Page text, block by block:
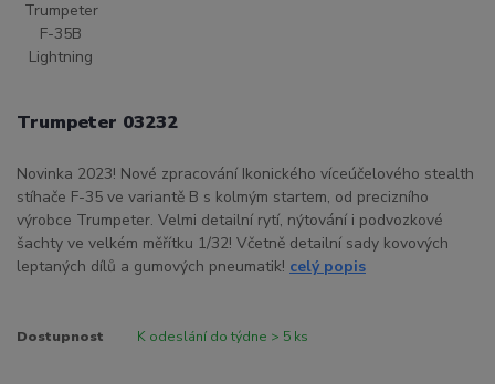
Trumpeter 03232
Novinka 2023! Nové zpracování Ikonického víceúčelového stealth
stíhače F-35 ve variantě B s kolmým startem, od precizního
výrobce Trumpeter. Velmi detailní rytí, nýtování i podvozkové
šachty ve velkém měřítku 1/32! Včetně detailní sady kovových
leptaných dílů a gumových pneumatik! celý popis
Dostupnost K odeslání do týdne > 5 ks